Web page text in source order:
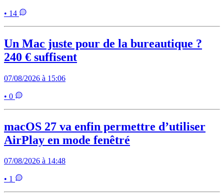
• 14
Un Mac juste pour de la bureautique ?
240 € suffisent
07/08/2026 à 15:06
• 0
macOS 27 va enfin permettre d’utiliser
AirPlay en mode fenêtré
07/08/2026 à 14:48
• 1